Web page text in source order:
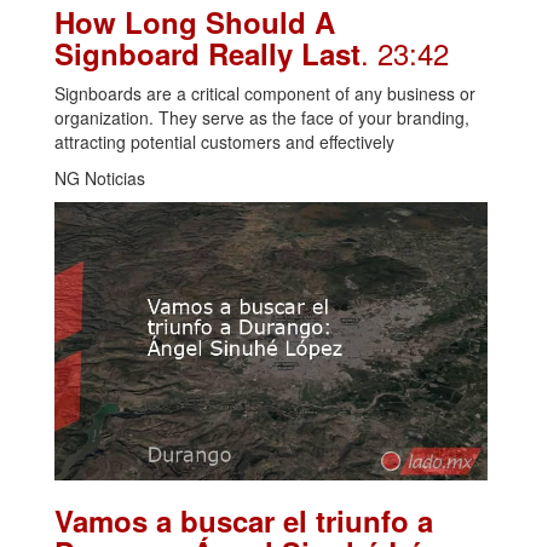
How Long Should A
Signboard Really Last. 23:42
Signboards are a critical component of any business or
organization. They serve as the face of your branding,
attracting potential customers and effectively
NG Noticias
Vamos a buscar el triunfo a